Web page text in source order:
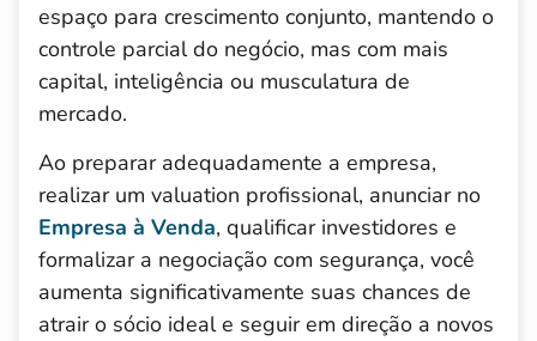
espaço para crescimento conjunto, mantendo o
controle parcial do negócio, mas com mais
capital, inteligência ou musculatura de
mercado.
Ao preparar adequadamente a empresa,
realizar um valuation profissional, anunciar no
Empresa à Venda, qualificar investidores e
formalizar a negociação com segurança, você
aumenta significativamente suas chances de
atrair o sócio ideal e seguir em direção a novos